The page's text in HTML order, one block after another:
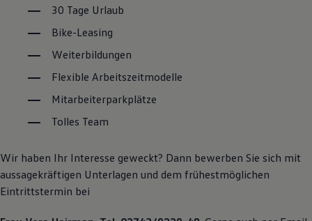
30 Tage Urlaub
Bike-Leasing
Weiterbildungen
Flexible Arbeitszeitmodelle
Mitarbeiterparkplätze
Tolles Team
Wir haben Ihr Interesse geweckt? Dann bewerben Sie sich mit
aussagekräftigen Unterlagen und dem frühestmöglichen
Eintrittstermin bei